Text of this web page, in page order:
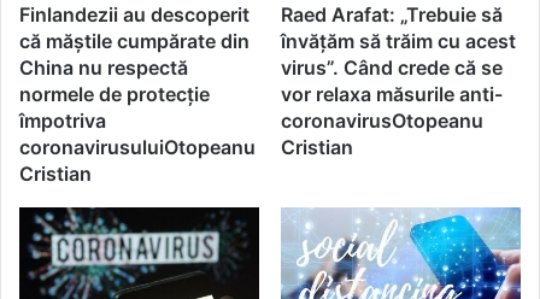
Finlandezii au descoperit
că măștile cumpărate din
China nu respectă
normele de protecție
împotriva
coronavirusuluiOtopeanu
Cristian
Raed Arafat: „Trebuie să
învățăm să trăim cu acest
virus”. Când crede că se
vor relaxa măsurile anti-
coronavirusOtopeanu
Cristian